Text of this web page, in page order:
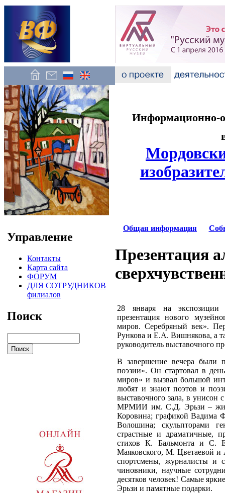
Управление
Контакты
Карта сайта
ФОРУМ
ДЛЯ СОТРУДНИКОВ
филиалов
Поиск
Информационно-
Общая информация
Презентация
28 января на экспозиции
презентация нового
миров. Серебряный век».
Рункова и Е.А. Вишнякова, а
руководитель выставочного
В завершение вечера были
поэзии». Он стартовал в
миров» и вызвал большой
любят и знают поэтов и
выставочного зала, в унисон
МРМИИ им. С.Д. Эрьзи –
Коровина; графикой Вадима
Волошина; скульпторами
страстные и драматичные,
стихов К. Бальмонта и
Маяковского, М. Цветаевой
спортсмены, журналисты и
чиновники, научные
десятков человек! Самые
Эрьзи и памятные подарки.